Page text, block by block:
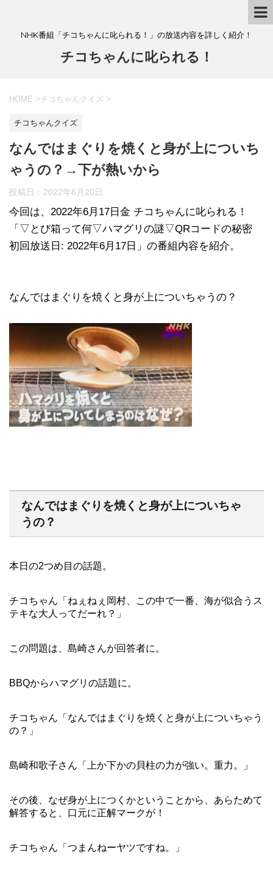
NHK番組「チコちゃんに叱られる！」の放送内容を詳しく紹介！
チコちゃんに叱られる！
HOME >チコちゃんクイズ >
チコちゃんクイズ
なんではまぐりを焼くと身が上についち
ゃうの？→下が熱いから
投稿日： 2022年6月20日
今回は、2022年6月17日金 チコちゃんに叱られる！
「▽とび箱って何▽ハマグリの謎▽QRコードの秘密
初回放送日: 2022年6月17日」の番組内容を紹介。
なんではまぐりを焼くと身が上についちゃうの？
なんではまぐりを焼くと身が上についちゃ
うの？
本日の2つめ目の話題。
チコちゃん「ねぇねぇ岡村、この中で一番、海が似合うス
テキな大人ってだーれ？」
この問題は、島崎さんが回答者に。
BBQからハマグリの話題に。
チコちゃん「なんではまぐりを焼くと身が上についちゃう
の？」
島崎和歌子さん「上か下かの貝柱の力が強い。重力。」
その後、なぜ身が上につくかということから、あらためて
解答すると、口元に正解マークが！
チコちゃん「つまんねーヤツですね。」